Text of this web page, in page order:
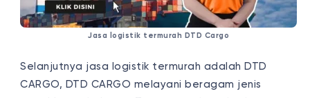
Jasa logistik termurah DTD Cargo
Selanjutnya jasa logistik termurah adalah DTD
CARGO, DTD CARGO melayani beragam jenis